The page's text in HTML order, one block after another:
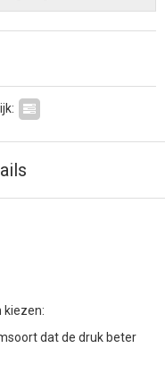
kiezen:
dat de druk beter